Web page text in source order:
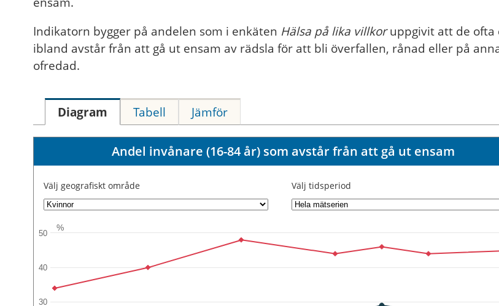
Indikatorn bygger på andelen som i enkäten Hälsa på lika villkoruppgivit att de ofta
ibland avstår från att gå ut ensam av rädsla för att bli överfallen, rånad eller på
ofredad.
Diagram Tabell Jämför
Andel invånare (16-84 år) som avstår från att gå ut ensam
Välj geografiskt område Välj tidsperiod
%
30
40
50